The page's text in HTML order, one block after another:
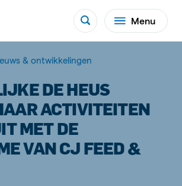
Menu
& ontwikkelingen
DE HEUS
ACTIVITEITEN
MET DE
VAN CJ FEED &